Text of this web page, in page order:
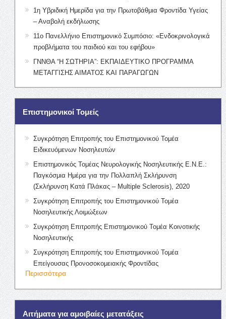
1η Υβριδική Ημερίδα για την Πρωτοβάθμια Φροντίδα Υγείας
– Αναβολή εκδήλωσης
11ο Πανελλήνιο Επιστημονικό Συμπόσιο: «Ενδοκρινολογικά
προβλήματα του παιδιού και του εφήβου»
ΓΝΝΘΑ “Η ΣΩΤΗΡΙΑ”: ΕΚΠΑΙΔΕΥΤΙΚΟ ΠΡΟΓΡΑΜΜΑ
ΜΕΤΑΓΓΙΣΗΣ ΑΙΜΑΤΟΣ ΚΑΙ ΠΑΡΑΓΩΓΩΝ
Επιστημονικοί Τομείς
Συγκρότηση Επιτροπής του Επιστημονικού Τομέα
Ειδικευόμενων Νοσηλευτών
Επιστημονικός Τομέας Νευρολογικής Νοσηλευτικής Ε.Ν.Ε.:
Παγκόσμια Ημέρα για την Πολλαπλή Σκλήρυνση
(Σκλήρυνση Κατά Πλάκας – Multiple Sclerosis), 2020
Συγκρότηση Επιτροπής του Επιστημονικού Τομέα
Νοσηλευτικής Λοιμώξεων
Συγκρότηση Επιτροπής Επιστημονικού Τομέα Κοινοτικής
Νοσηλευτικής
Συγκρότηση Επιτροπής του Επιστημονικού Τομέα
Επείγουσας Προνοσοκομειακής Φροντίδας
Περισσότερα
Αιτήματα για αμοιβαίες μετατάξεις